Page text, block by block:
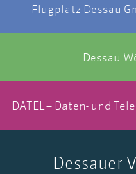
Flugplatz Dessau
Dessau
DATEL – Daten- und
Dessauer